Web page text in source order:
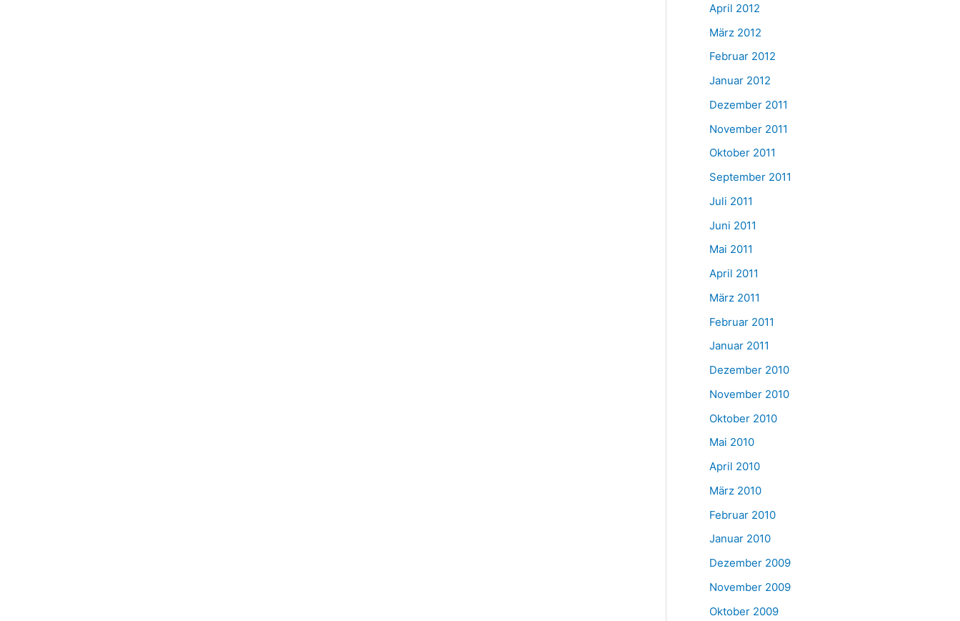
April 2012
März 2012
Februar 2012
Januar 2012
Dezember 2011
November 2011
Oktober 2011
September 2011
Juli 2011
Juni 2011
Mai 2011
April 2011
März 2011
Februar 2011
Januar 2011
Dezember 2010
November 2010
Oktober 2010
Mai 2010
April 2010
März 2010
Februar 2010
Januar 2010
Dezember 2009
November 2009
Oktober 2009